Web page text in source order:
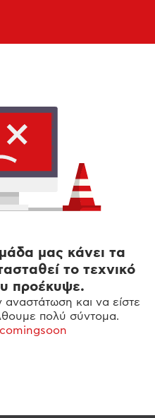
μας κάνει τα
το τεχνικό
προέκυψε.
και να είστε
πολύ σύντομα.